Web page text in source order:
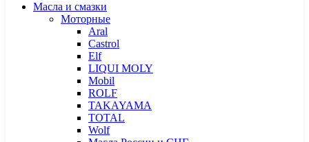
Масла и смазки
Моторные
Aral
Castrol
Elf
LIQUI MOLY
Mobil
ROLF
TAKAYAMA
TOTAL
Wolf